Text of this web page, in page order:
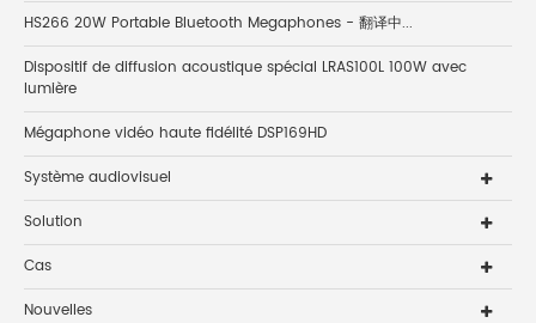
HS266 20W Portable Bluetooth Megaphones - 翻译中...
Dispositif de diffusion acoustique spécial LRAS100L 100W avec
lumière
Mégaphone vidéo haute fidélité DSP169HD
Système audiovisuel
Solution
Cas
Nouvelles